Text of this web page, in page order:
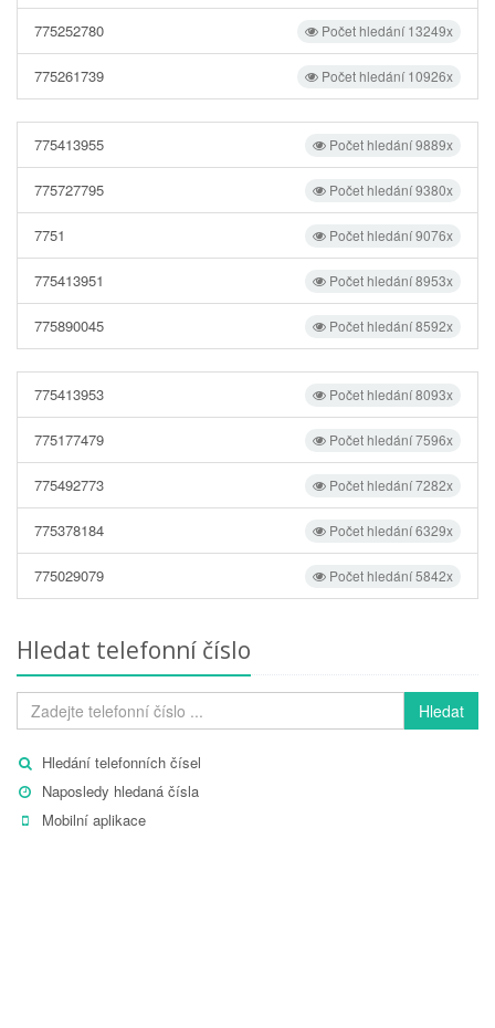
Počet hledání 13249x
775252780
Počet hledání 10926x
775261739
Počet hledání 9889x
775413955
Počet hledání 9380x
775727795
Počet hledání 9076x
7751
Počet hledání 8953x
775413951
Počet hledání 8592x
775890045
Počet hledání 8093x
775413953
Počet hledání 7596x
775177479
Počet hledání 7282x
775492773
Počet hledání 6329x
775378184
Počet hledání 5842x
775029079
Hledat telefonní číslo
Hledat
Hledání telefonních čísel
Naposledy hledaná čísla
Mobilní aplikace